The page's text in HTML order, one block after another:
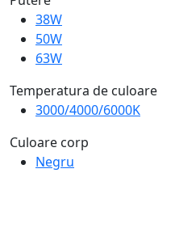
38W
50W
63W
Temperatura de culoare
3000/4000/6000K
Culoare corp
Negru